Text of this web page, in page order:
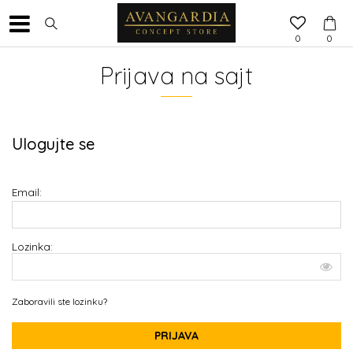
0
0
Prijava na sajt
Ulogujte se
Email:
Lozinka:
Zaboravili ste lozinku?
PRIJAVA